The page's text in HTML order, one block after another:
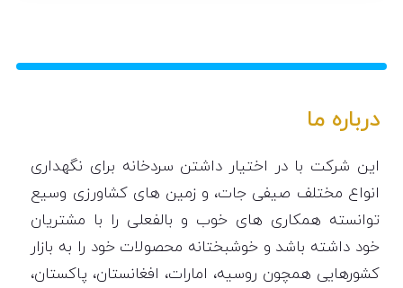
درباره ما
این شرکت با در اختیار داشتن سردخانه برای نگهداری
انواع مختلف صیفی جات، و زمین های کشاورزی وسیع
توانسته همکاری های خوب و بالفعلی را با مشتریان
خود داشته باشد و خوشبختانه محصولات خود را به بازار
کشورهایی همچون روسیه، امارات، افغانستان، پاکستان،